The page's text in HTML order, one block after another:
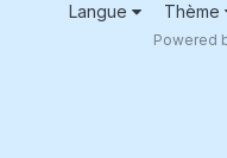
Langue Thème
Powered